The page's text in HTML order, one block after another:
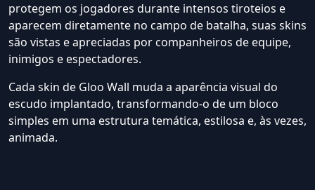
protegem os jogadores durante intensos tiroteios e
aparecem diretamente no campo de batalha, suas skins
são vistas e apreciadas por companheiros de equipe,
inimigos e espectadores.
Cada skin de Gloo Wall muda a aparência visual do
escudo implantado, transformando-o de um bloco
simples em uma estrutura temática, estilosa e, às vezes,
animada.